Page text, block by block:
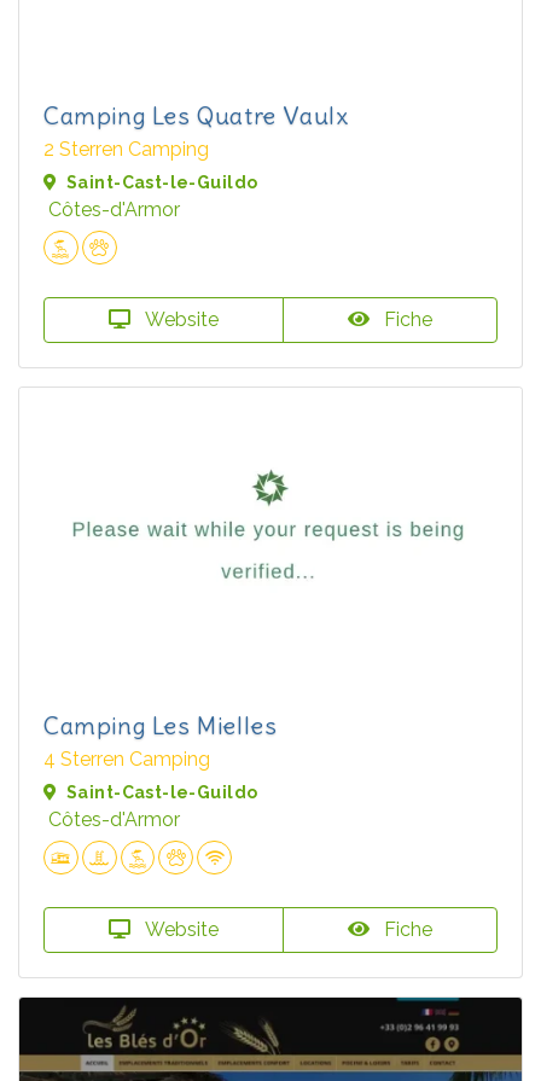
Camping Les Quatre Vaulx
2 Sterren Camping
Saint-Cast-le-Guildo
Côtes-d'Armor
Website Fiche
Camping Les Mielles
4 Sterren Camping
Saint-Cast-le-Guildo
Côtes-d'Armor
Website Fiche